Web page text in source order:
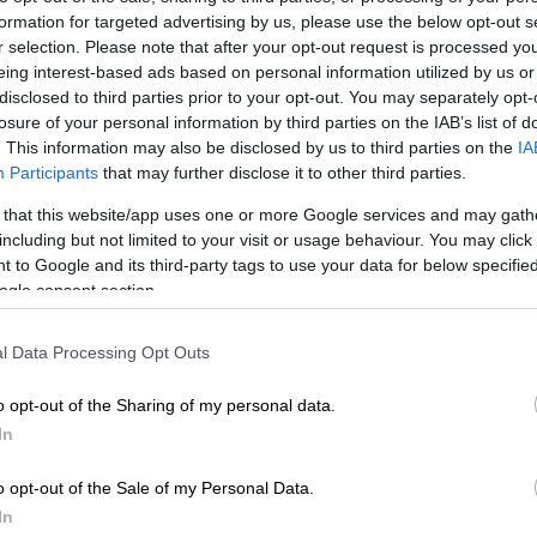
for targeted advertising by us, please use the below opt-out
selection. Please note that after your opt-out request is processed
interest-based ads based on personal information utilized by us
to third parties prior to your opt-out. You may separately
of your personal information by third parties on the IAB’s list of
This information may also be disclosed by us to third parties on the
Participants that may further disclose it to other third parties.
that this website/app uses one or more Google services and may
but not limited to your visit or usage behaviour. You may
to Google and its third-party tags to use your data for below
consent section.
Data Processing Opt Outs
opt-out of the Sharing of my personal data.
opt-out of the Sale of my Personal Data.
το ΕΘΝΟΣ στη Google
μερίδεςαβοκάντοτην εβδομάδα (κάθε
καρδιαγγειακό κίνδυνοσε σχέση
σύμφωνα με μία νέα αμερικανική
ζωικών προϊόντων, όπως βουτύρου,
επίσης, με μείωση του κινδύνου
Λορίνα Πατσέκο